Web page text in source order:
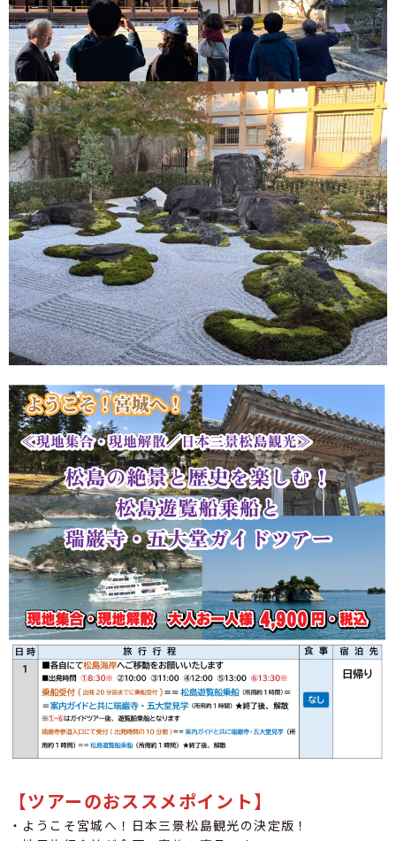
【ツアーのおススメポイント】
・ようこそ宮城へ！日本三景松島観光の決定版！